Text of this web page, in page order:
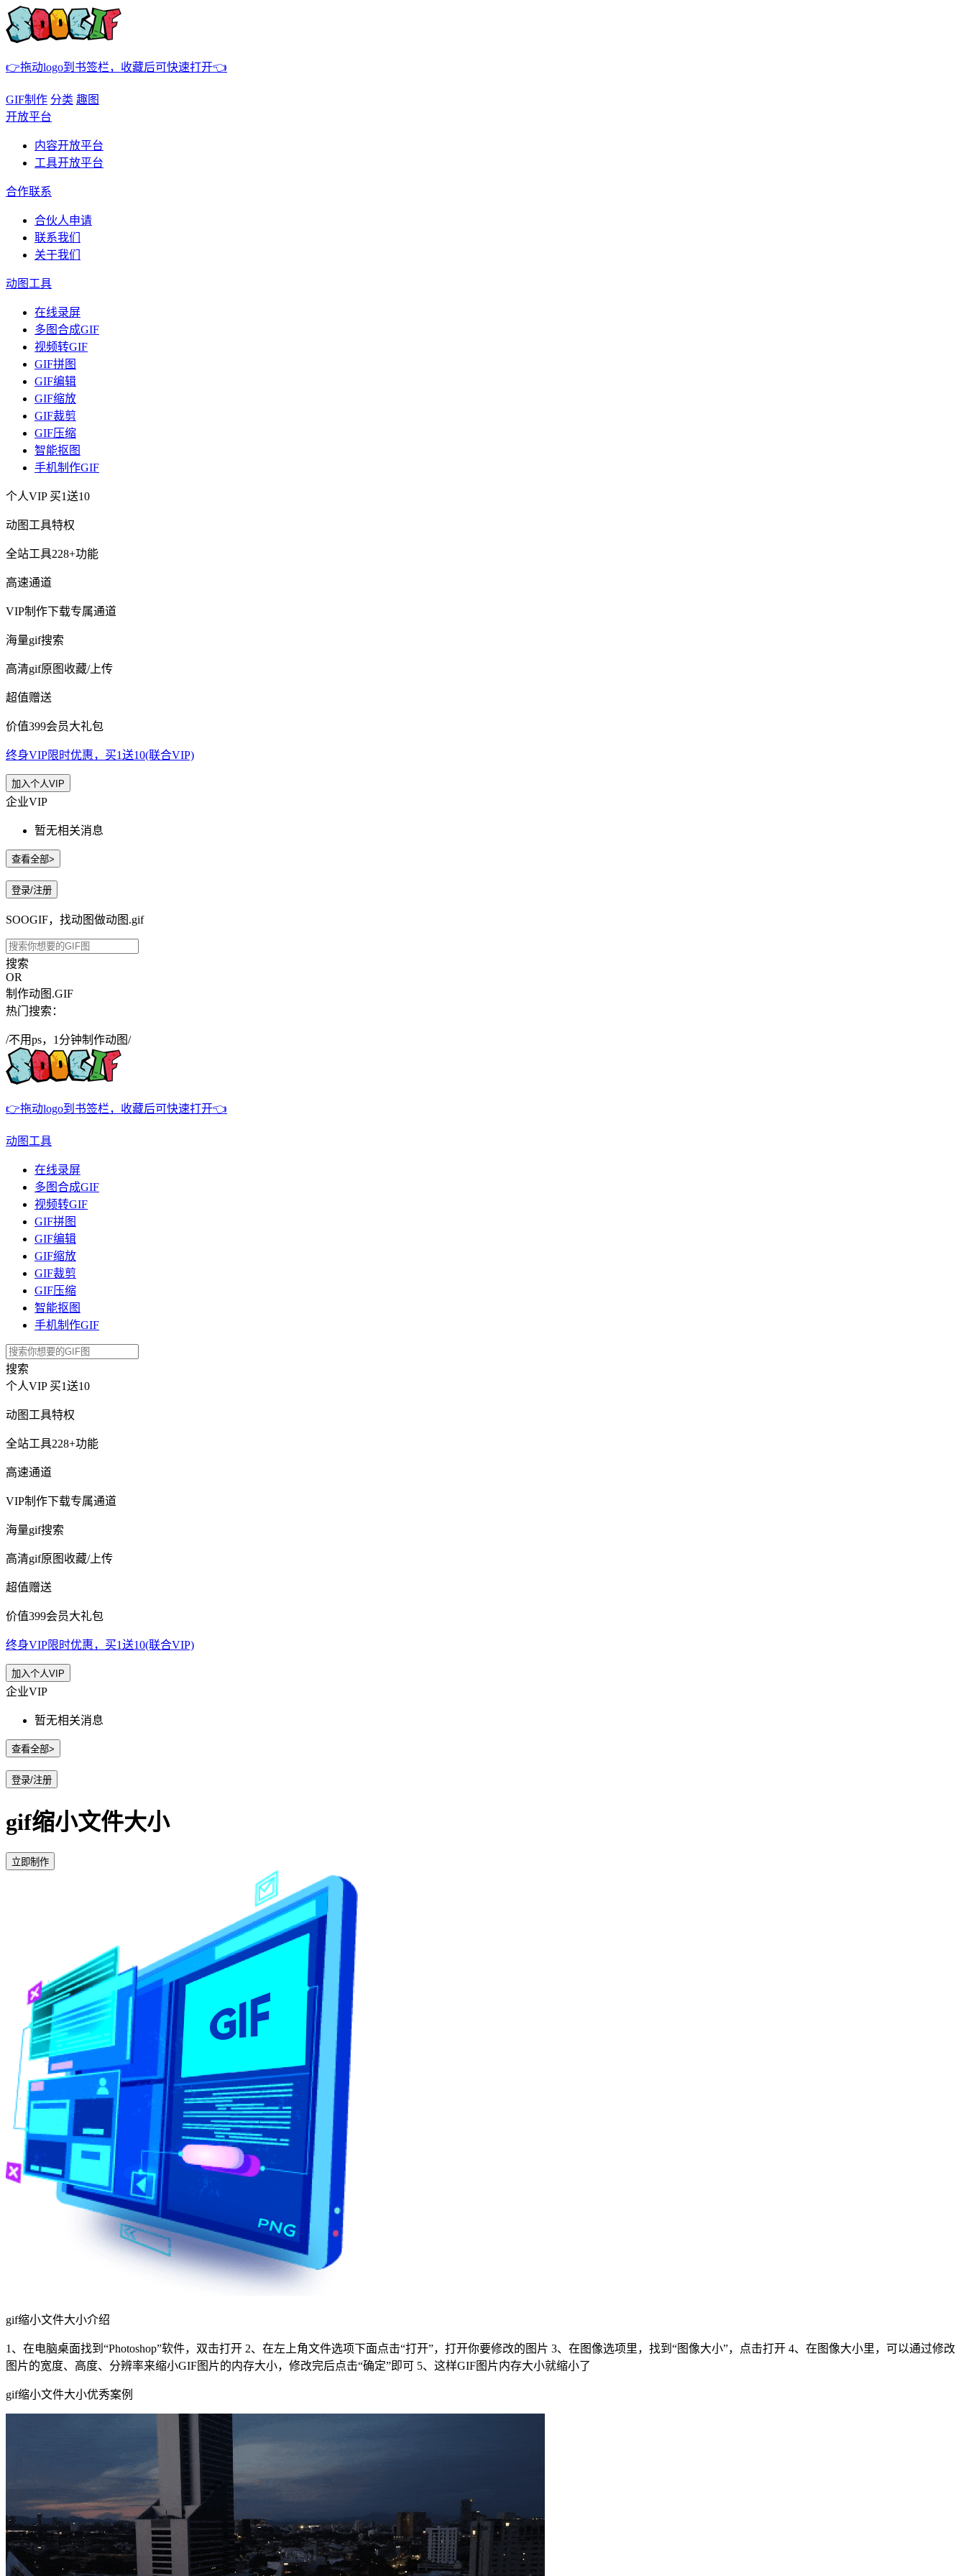
👉拖动logo到书签栏，收藏后可快速打开👈
GIF制作 分类 趣图
开放平台
内容开放平台
工具开放平台
合作联系
合伙人申请
联系我们
关于我们
动图工具
在线录屏
多图合成GIF
视频转GIF
GIF拼图
GIF编辑
GIF缩放
GIF裁剪
GIF压缩
智能抠图
手机制作GIF
个人VIP 买1送10
动图工具特权
全站工具228+功能
高速通道
VIP制作下载专属通道
海量gif搜索
高清gif原图收藏/上传
超值赠送
价值399会员大礼包
终身VIP限时优惠，买1送10(联合VIP)
加入个人VIP
企业VIP
暂无相关消息
查看全部>
登录/注册
SOOGIF，找动图做动图.gif
搜索
OR
制作动图.GIF
热门搜索：
/不用ps，1分钟制作动图/
👉拖动logo到书签栏，收藏后可快速打开👈
动图工具
在线录屏
多图合成GIF
视频转GIF
GIF拼图
GIF编辑
GIF缩放
GIF裁剪
GIF压缩
智能抠图
手机制作GIF
搜索
个人VIP 买1送10
动图工具特权
全站工具228+功能
高速通道
VIP制作下载专属通道
海量gif搜索
高清gif原图收藏/上传
超值赠送
价值399会员大礼包
终身VIP限时优惠，买1送10(联合VIP)
加入个人VIP
企业VIP
暂无相关消息
查看全部>
登录/注册
gif缩小文件大小
立即制作
gif缩小文件大小介绍
1、在电脑桌面找到“Photoshop”软件，双击打开 2、在左上角文件选项下面点击“打开”，打开你要修改的图片 3、在图像选项里，找到“图像大小”，点击打开 4、在图像大小里，可以通过修改
图片的宽度、高度、分辨率来缩小GIF图片的内存大小，修改完后点击“确定”即可 5、这样GIF图片内存大小就缩小了
gif缩小文件大小优秀案例